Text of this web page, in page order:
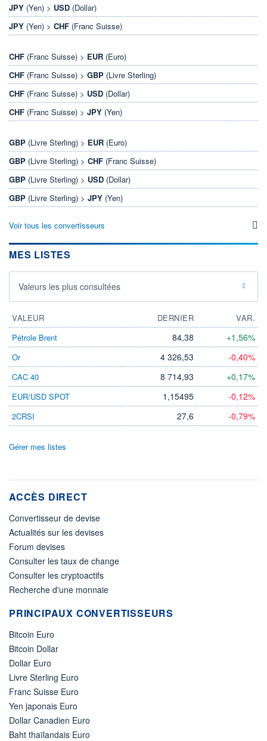
JPY (Yen) > USD (Dollar)
JPY (Yen) > CHF (Franc Suisse)
CHF (Franc Suisse) > EUR (Euro)
CHF (Franc Suisse) > GBP (Livre Sterling)
CHF (Franc Suisse) > USD (Dollar)
CHF (Franc Suisse) > JPY (Yen)
GBP (Livre Sterling) > EUR (Euro)
GBP (Livre Sterling) > CHF (Franc Suisse)
GBP (Livre Sterling) > USD (Dollar)
GBP (Livre Sterling) > JPY (Yen)
Voir tous les convertisseurs
MES LISTES
Valeurs les plus consultées
VALEUR DERNIER
VAR.
Pétrole Brent
84,38 +1,56%
Or 4 326,53 -0,40%
CAC 40 8 714,93 +0,17%
EUR/USD SPOT 1,15495 -0,12%
2CRSI 27,6 -0,79%
Gérer mes listes
ACCÈS DIRECT
Convertisseur de devise
Actualités sur les devises
Forum devises
Consulter les taux de change
Consulter les cryptoactifs
Recherche d'une monnaie
PRINCIPAUX CONVERTISSEURS
Bitcoin Euro
Bitcoin Dollar
Dollar Euro
Livre Sterling Euro
Franc Suisse Euro
Yen japonais Euro
Dollar Canadien Euro
Baht thaïlandais Euro